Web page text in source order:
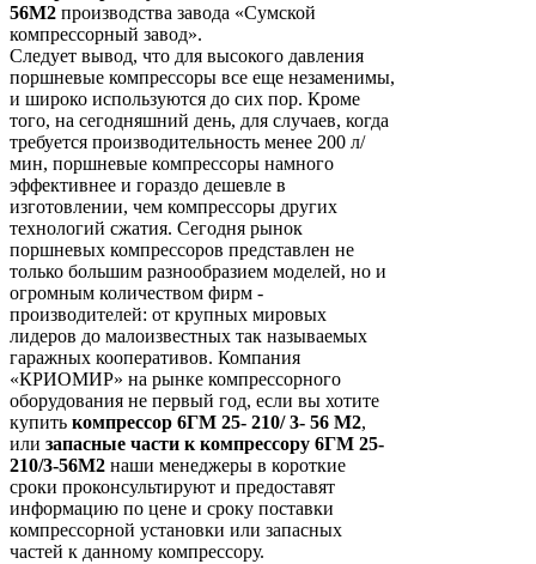
56М2 производства завода «Сумской
компрессорный завод».
Следует вывод, что для высокого давления
поршневые компрессоры все еще незаменимы,
и широко используются до сих пор. Кроме
того, на сегодняшний день, для случаев, когда
требуется производительность менее 200 л/
мин, поршневые компрессоры намного
эффективнее и гораздо дешевле в
изготовлении, чем компрессоры других
технологий сжатия. Сегодня рынок
поршневых компрессоров представлен не
только большим разнообразием моделей, но и
огромным количеством фирм -
производителей: от крупных мировых
лидеров до малоизвестных так называемых
гаражных кооперативов. Компания
«КРИОМИР» на рынке компрессорного
оборудования не первый год, если вы хотите
купить компрессор 6ГМ 25- 210/ 3- 56 М2,
или запасные части к компрессору 6ГМ 25-
210/3-56М2 наши менеджеры в короткие
сроки проконсультируют и предоставят
информацию по цене и сроку поставки
компрессорной установки или запасных
частей к данному компрессору.